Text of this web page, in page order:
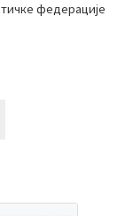
федерације